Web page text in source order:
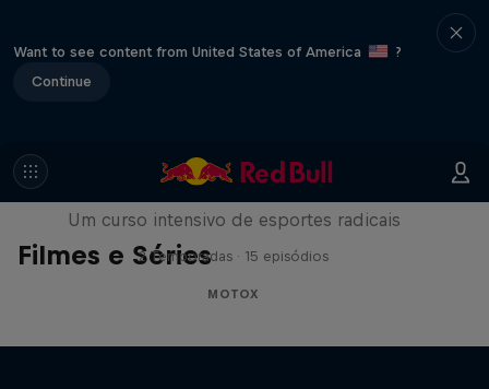
Want to see content from United States of America
?
Continue
Filmes e Séries
ABC do...
Um curso intensivo de esportes radicais
2 Temporadas · 15 episódios
MOTOX